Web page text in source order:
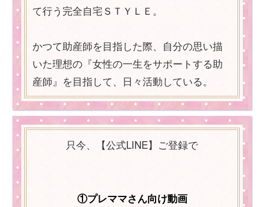
て行う完全自宅ＳＴＹＬＥ。
かつて助産師を目指した際、自分の思い描
いた理想の『女性の一生をサポートする助
産師』を目指して、日々活動している。
只今、【公式LINE】ご登録で
①プレママさん向け動画